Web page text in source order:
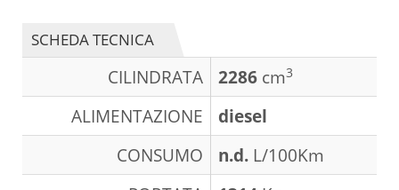
SCHEDA TECNICA
CILINDRATA 2286 cm3
ALIMENTAZIONE
diesel
CONSUMO
n.d. L/100Km